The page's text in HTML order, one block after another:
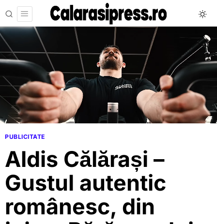
PUBLICITATE
Aldis Călărași –
Gustul autentic
românesc, din